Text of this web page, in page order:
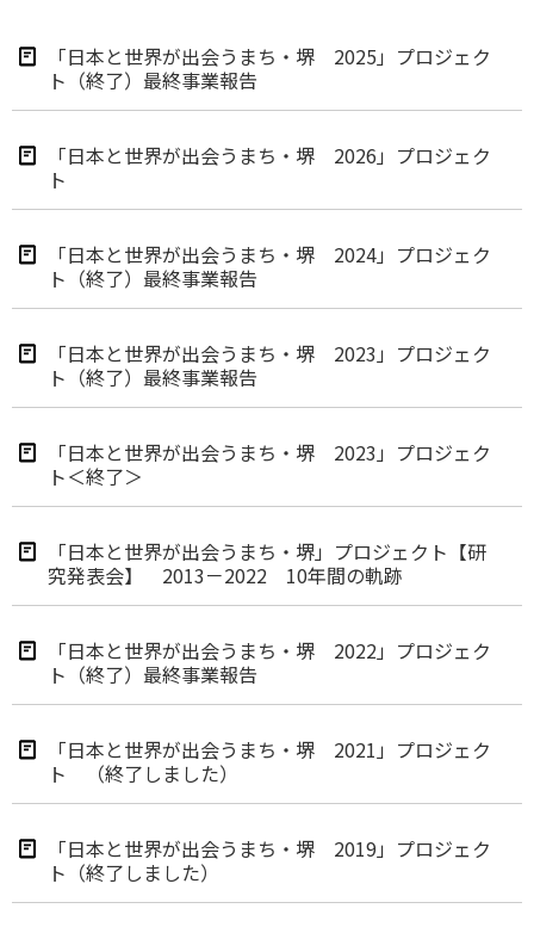
「日本と世界が出会うまち・堺 2025」プロジェク
ト（終了）最終事業報告
「日本と世界が出会うまち・堺 2026」プロジェク
ト
「日本と世界が出会うまち・堺 2024」プロジェク
ト（終了）最終事業報告
「日本と世界が出会うまち・堺 2023」プロジェク
ト（終了）最終事業報告
「日本と世界が出会うまち・堺 2023」プロジェク
ト＜終了＞
「日本と世界が出会うまち・堺」プロジェクト【研
究発表会】 2013－2022 10年間の軌跡
「日本と世界が出会うまち・堺 2022」プロジェク
ト（終了）最終事業報告
「日本と世界が出会うまち・堺 2021」プロジェク
ト （終了しました）
「日本と世界が出会うまち・堺 2019」プロジェク
ト（終了しました）